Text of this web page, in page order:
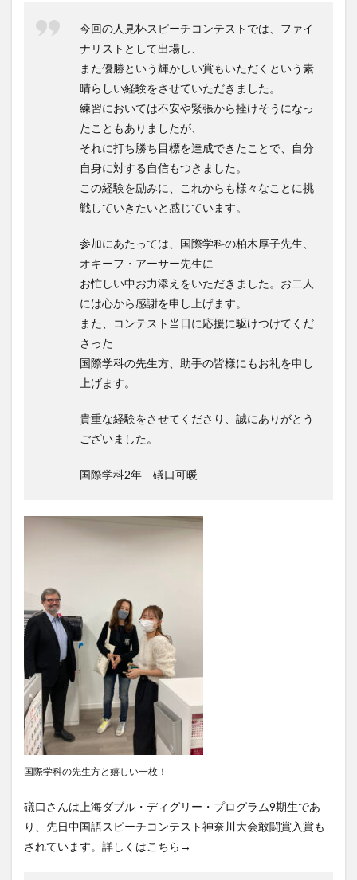
今回の人見杯スピーチコンテストでは、ファイ
ナリストとして出場し、
また優勝という輝かしい賞もいただくという素
晴らしい経験をさせていただきました。
練習においては不安や緊張から挫けそうになっ
たこともありましたが、
それに打ち勝ち目標を達成できたことで、自分
自身に対する自信もつきました。
この経験を励みに、これからも様々なことに挑
戦していきたいと感じています。
参加にあたっては、国際学科の柏木厚子先生、
オキーフ・アーサー先生に
お忙しい中お力添えをいただきました。お二人
には心から感謝を申し上げます。
また、コンテスト当日に応援に駆けつけてくだ
さった
国際学科の先生方、助手の皆様にもお礼を申し
上げます。
貴重な経験をさせてくださり、誠にありがとう
ございました。
国際学科2年 礒口可暖
国際学科の先生方と嬉しい一枚！
礒口さんは上海ダブル・ディグリー・プログラム9期生であ
り、先日中国語スピーチコンテスト神奈川大会敢闘賞入賞も
されています。詳しくはこちら→
昭和女子大学国際学部国際学科
東海大学
比較社会論
淑明女子大学校留学
特別講座
特別講演
特別講義
現地レポート 産学交流会
留学プログラム
留学レポート
留学体験談
留学出発式
留学生 秋桜祭
秋桜際
箱根湯本
華東師範大学
華東師範大学留学
西江大学校
西江大学校留学
言語交流会
話してみよう韓国語
語学堂
誠信女子大学校
誠信女子大学校留学
課外活動
金泰植先生
長期休暇
集会 韓国
韓国現代史
韓国留学
韓国社会研究 韓国語
検索